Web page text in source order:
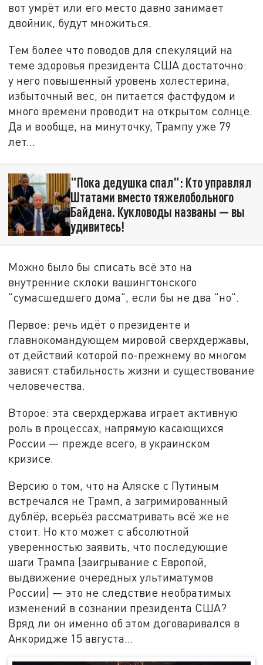
вот умрёт или его место давно занимает
двойник, будут множиться.
Тем более что поводов для спекуляций на
теме здоровья президента США достаточно:
у него повышенный уровень холестерина,
избыточный вес, он питается фастфудом и
много времени проводит на открытом солнце.
Да и вообще, на минуточку, Трампу уже 79
лет…
"Пока дедушка спал": Кто управлял
Штатами вместо тяжелобольного
Байдена. Кукловоды названы — вы
удивитесь!
Можно было бы списать всё это на
внутренние склоки вашингтонского
"сумасшедшего дома", если бы не два "но".
Первое: речь идёт о президенте и
главнокомандующем мировой сверхдержавы,
от действий которой по-прежнему во многом
зависят стабильность жизни и существование
человечества.
Второе: эта сверхдержава играет активную
роль в процессах, напрямую касающихся
России — прежде всего, в украинском
кризисе.
Версию о том, что на Аляске с Путиным
встречался не Трамп, а загримированный
дублёр, всерьёз рассматривать всё же не
стоит. Но кто может с абсолютной
уверенностью заявить, что последующие
шаги Трампа (заигрывание с Европой,
выдвижение очередных ультиматумов
России) — это не следствие необратимых
изменений в сознании президента США?
Вряд ли он именно об этом договаривался в
Анкоридже 15 августа…